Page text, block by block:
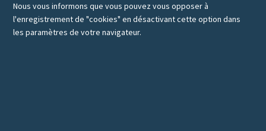
Nous vous informons que vous pouvez vous opposer à
l'enregistrement de "cookies" en désactivant cette option dans
les paramètres de votre navigateur.